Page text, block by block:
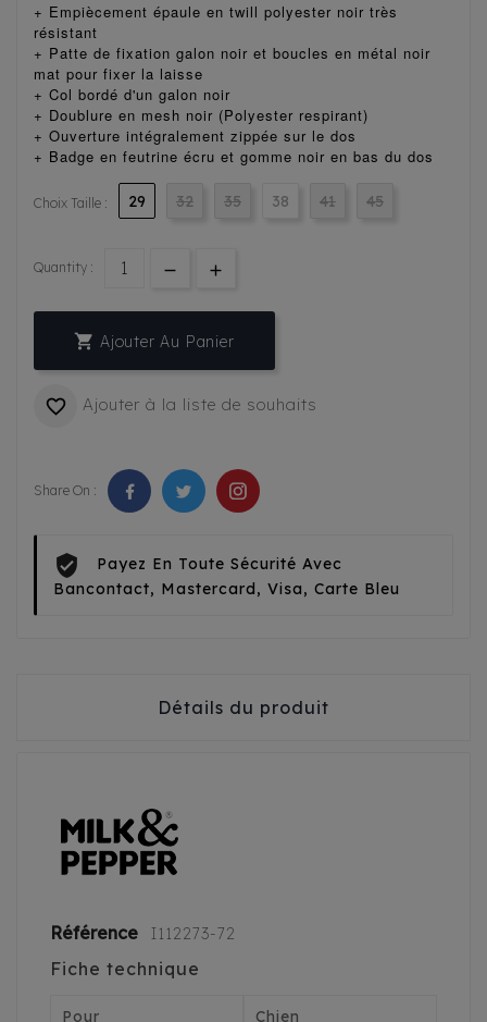
+ Empiècement épaule en twill polyester noir très
résistant
+ Patte de fixation galon noir et boucles en métal noir
mat pour fixer la laisse
+ Col bordé d'un galon noir
+ Doublure en mesh noir (Polyester respirant)
+ Ouverture intégralement zippée sur le dos
+ Badge en feutrine écru et gomme noir en bas du dos
Choix Taille : 29 32 35 38 41 45
Quantity :
 Ajouter Au Panier
 Ajouter à la liste de souhaits
Share On :
Payez En Toute Sécurité Avec
Bancontact, Mastercard, Visa, Carte Bleu
Détails du produit
Référence I112273-72
Fiche technique
Pour Chien